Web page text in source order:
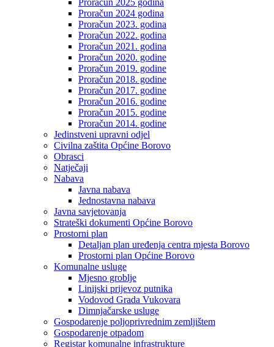
Proračun 2025 godina
Proračun 2024 godina
Proračun 2023. godina
Proračun 2022. godina
Proračun 2021. godina
Proračun 2020. godine
Proračun 2019. godine
Proračun 2018. godine
Proračun 2017. godine
Proračun 2016. godine
Proračun 2015. godine
Proračun 2014. godine
Jedinstveni upravni odjel
Civilna zaštita Općine Borovo
Obrasci
Natječaji
Nabava
Javna nabava
Jednostavna nabava
Javna savjetovanja
Strateški dokumenti Općine Borovo
Prostorni plan
Detaljan plan uređenja centra mjesta Borovo
Prostorni plan Općine Borovo
Komunalne usluge
Mjesno groblje
Linijski prijevoz putnika
Vodovod Grada Vukovara
Dimnjačarske usluge
Gospodarenje poljoprivrednim zemljištem
Gospodarenje otpadom
Registar komunalne infrastrukture